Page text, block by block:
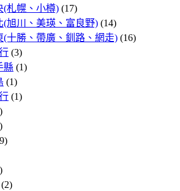
(札幌、小樽) (17)
(旭川、美瑛、富良野) (14)
(十勝、帶廣、釧路、網走) (16)
(3)
縣 (1)
(1)
(1)
(2)